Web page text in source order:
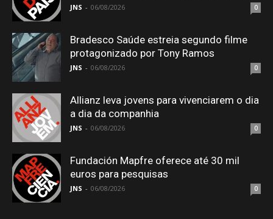
JNS - 06/08/2026 0
Bradesco Saúde estreia segundo filme
protagonizado por Tony Ramos
JNS - 06/08/2026 0
Allianz leva jovens para vivenciarem o dia
a dia da companhia
JNS - 06/08/2026 0
Fundación Mapfre oferece até 30 mil
euros para pesquisas
JNS - 06/08/2026 0